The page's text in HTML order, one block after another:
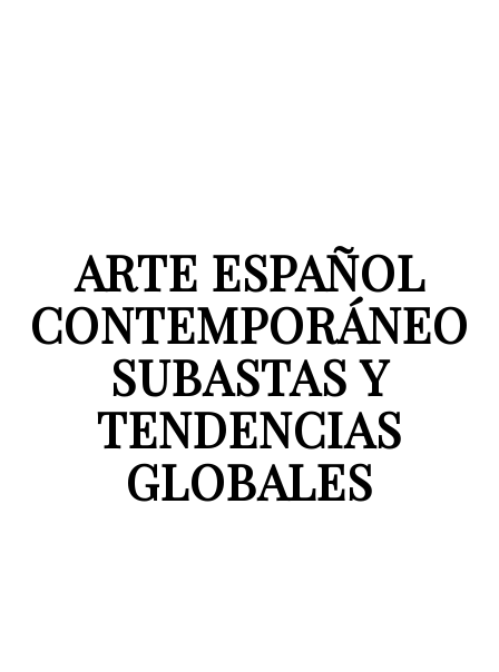
ARTE ESPAÑOL
CONTEMPORÁNEO
SUBASTAS Y
TENDENCIAS
GLOBALES